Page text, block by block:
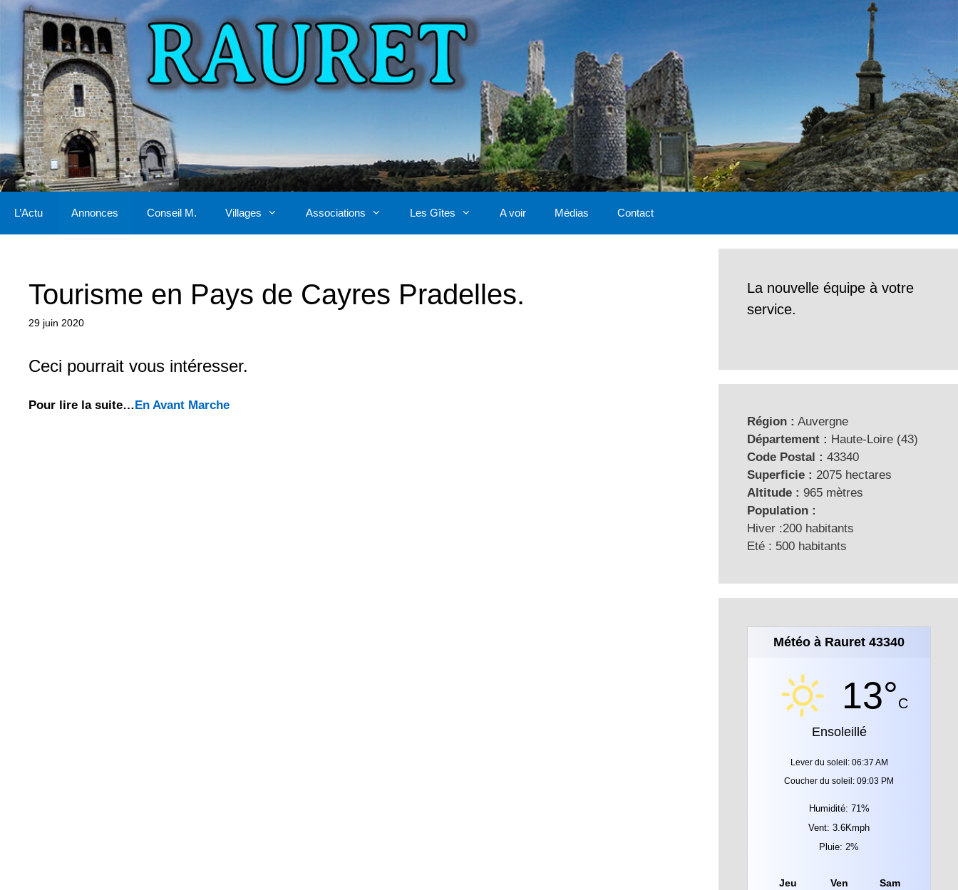
Aller
contenu
L’Actu Annonces Conseil M. Villages Associations Les Gîtes A voir Médias Contact
Tourisme en Pays de Cayres Pradelles.
29 juin 2020
Ceci pourrait vous intéresser.
Pour lire la suite…En Avant Marche
La nouvelle équipe à votre
service.
Région : Auvergne
Département : Haute-Loire (43)
Code Postal : 43340
Superficie : 2075 hectares
Altitude : 965 mètres
Population :
Hiver :200 habitants
Eté : 500 habitants
Météo à Rauret 43340
13°C
Ensoleillé
Lever du soleil: 06:37 AM
Coucher du soleil: 09:03 PM
Humidité: 71%
Vent: 3.6Kmph
Pluie: 2%
Jeu Ven Sam